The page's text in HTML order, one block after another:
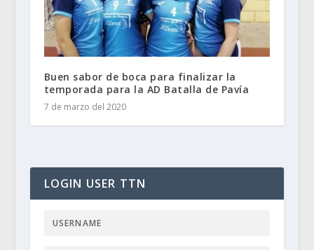
Buen sabor de boca para finalizar la
temporada para la AD Batalla de Pavía
7 de marzo del 2020
LOGIN USER TTN